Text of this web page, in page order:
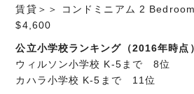
賃貸＞＞ コンドミニアム 2
$4,600
公立小学校ランキング（2016年時点）
ウィルソン小学校 K-5まで 8位
カハラ小学校 K-5まで 11位